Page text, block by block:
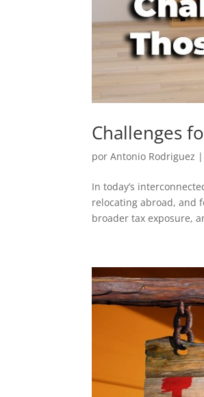
Challenges
porAntonio Rodriguez
In today’s
relocating abroad, and
broader tax exposure,